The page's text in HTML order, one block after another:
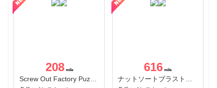
208
Screw Out Factory Puzzle 3D（経験値バーのマイルストーンを5にする（ユーザーレベル5に到達する））（Android）
616